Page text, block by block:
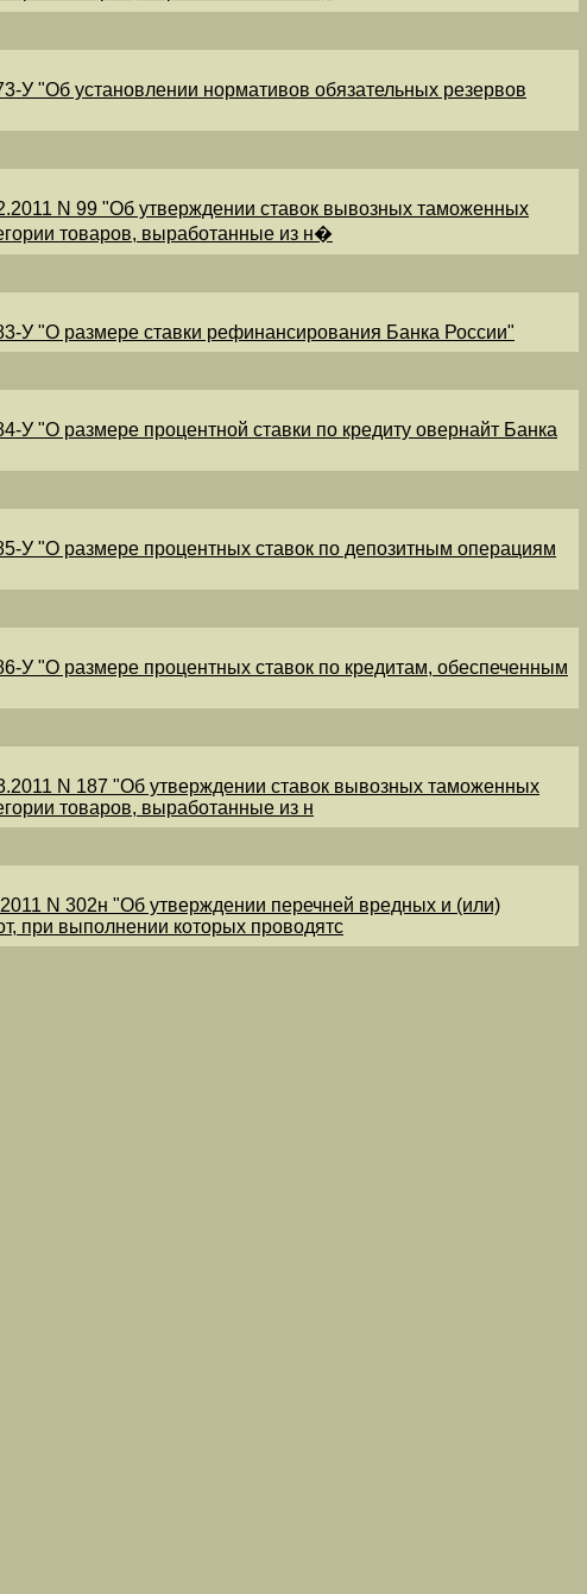
У "Об установлении нормативов обязательных резервов
N 99 "Об утверждении ставок вывозных таможенных
товаров, выработанные из н�
У "О размере ставки рефинансирования Банка России"
У "О размере процентной ставки по кредиту овернайт Банка
У "О размере процентных ставок по депозитным операциям
У "О размере процентных ставок по кредитам, обеспеченным
N 187 "Об утверждении ставок вывозных таможенных
товаров, выработанные из н
N 302н "Об утверждении перечней вредных и (или)
при выполнении которых проводятс